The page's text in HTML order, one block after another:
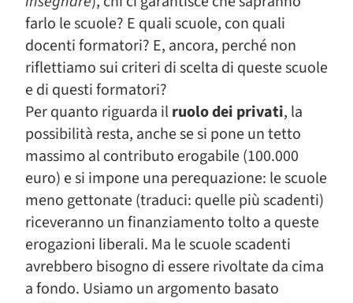
farlo le scuole? E quali scuole, con quali
docenti formatori? E, ancora, perché non
riflettiamo sui criteri di scelta di queste scuole
e di questi formatori?
Per quanto riguarda ilruolo dei privati, la
possibilità resta, anche se si pone un tetto
massimo al contributo erogabile (100.000
euro) e si impone una perequazione: le scuole
meno gettonate (traduci: quelle più scadenti)
riceveranno un finanziamento tolto a queste
erogazioni liberali. Ma le scuole scadenti
avrebbero bisogno di essere rivoltate da cima
a fondo. Usiamo un argomento basato